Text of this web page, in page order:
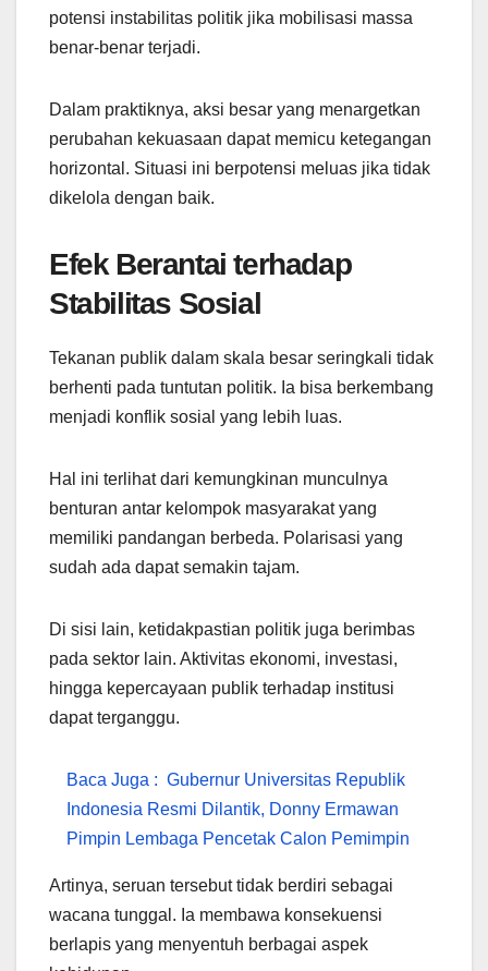
potensi instabilitas politik jika mobilisasi massa
benar-benar terjadi.
Dalam praktiknya, aksi besar yang menargetkan
perubahan kekuasaan dapat memicu ketegangan
horizontal. Situasi ini berpotensi meluas jika tidak
dikelola dengan baik.
Efek Berantai terhadap
Stabilitas Sosial
Tekanan publik dalam skala besar seringkali tidak
berhenti pada tuntutan politik. Ia bisa berkembang
menjadi konflik sosial yang lebih luas.
Hal ini terlihat dari kemungkinan munculnya
benturan antar kelompok masyarakat yang
memiliki pandangan berbeda. Polarisasi yang
sudah ada dapat semakin tajam.
Di sisi lain, ketidakpastian politik juga berimbas
pada sektor lain. Aktivitas ekonomi, investasi,
hingga kepercayaan publik terhadap institusi
dapat terganggu.
Baca Juga : Gubernur Universitas Republik
Indonesia Resmi Dilantik, Donny Ermawan
Pimpin Lembaga Pencetak Calon Pemimpin
Artinya, seruan tersebut tidak berdiri sebagai
wacana tunggal. Ia membawa konsekuensi
berlapis yang menyentuh berbagai aspek